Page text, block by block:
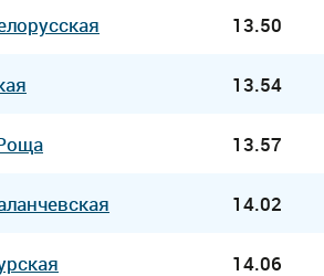
13.50
13.54
13.57
14.02
14.06